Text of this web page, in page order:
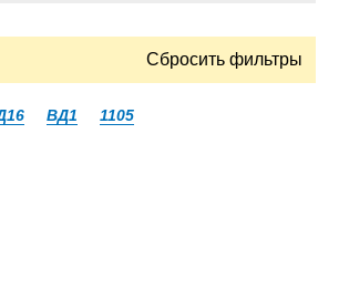
Сбросить фильтры
ВД1 1105